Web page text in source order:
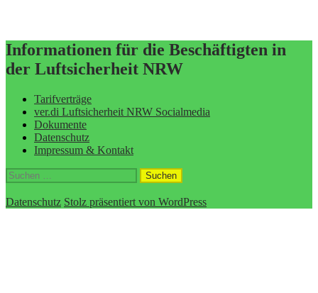
Informationen für die Beschäftigten in
der Luftsicherheit NRW
Tarifverträge
ver.di Luftsicherheit NRW Socialmedia
Dokumente
Datenschutz
Impressum & Kontakt
Suchen
nach:
Datenschutz Stolz präsentiert von WordPress